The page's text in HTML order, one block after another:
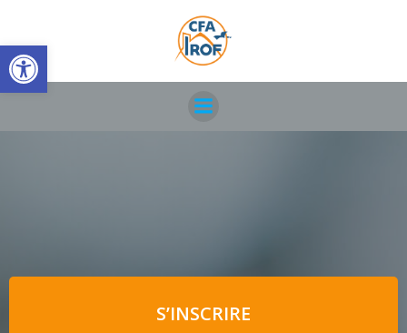
Ouvrir la barre d’outils
au
contenu
S’INSCRIRE